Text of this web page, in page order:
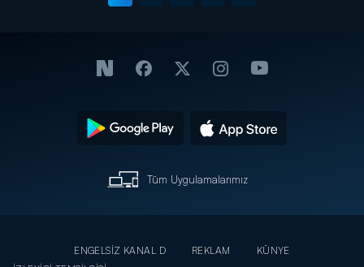
Tüm Uygulamalarımız
ENGELSİZ KANAL D REKLAM
KÜNYE